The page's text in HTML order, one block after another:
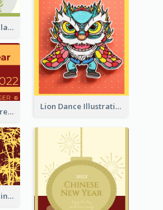
Green Earth And Plants Illustrations Greeting Card
Lion Dance Illustration Photo Greeting Card
Lunar New Year Greeting Card With Tiger Illustration
Simple Graphic Chinese New Year In Red And Yellow